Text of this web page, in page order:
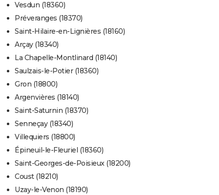
Vesdun (18360)
Préveranges (18370)
Saint-Hilaire-en-Lignières (18160)
Arçay (18340)
La Chapelle-Montlinard (18140)
Saulzais-le-Potier (18360)
Gron (18800)
Argenvières (18140)
Saint-Saturnin (18370)
Senneçay (18340)
Villequiers (18800)
Épineuil-le-Fleuriel (18360)
Saint-Georges-de-Poisieux (18200)
Coust (18210)
Uzay-le-Venon (18190)